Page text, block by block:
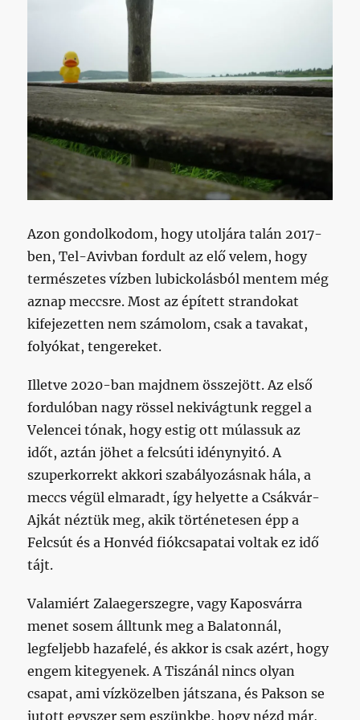
Azon gondolkodom, hogy utoljára talán 2017-
ben, Tel-Avivban fordult az elő velem, hogy
természetes vízben lubickolásból mentem még
aznap meccsre. Most az épített strandokat
kifejezetten nem számolom, csak a tavakat,
folyókat, tengereket.
Illetve 2020-ban majdnem összejött. Az első
fordulóban nagy rössel nekivágtunk reggel a
Velencei tónak, hogy estig ott múlassuk az
időt, aztán jöhet a felcsúti idénynyitó. A
szuperkorrekt akkori szabályozásnak hála, a
meccs végül elmaradt, így helyette a Csákvár-
Ajkát néztük meg, akik történetesen épp a
Felcsút és a Honvéd fiókcsapatai voltak ez idő
tájt.
Valamiért Zalaegerszegre, vagy Kaposvárra
menet sosem álltunk meg a Balatonnál,
legfeljebb hazafelé, és akkor is csak azért, hogy
engem kitegyenek. A Tiszánál nincs olyan
csapat, ami vízközelben játszana, és Pakson se
jutott egyszer sem eszünkbe, hogy nézd már,